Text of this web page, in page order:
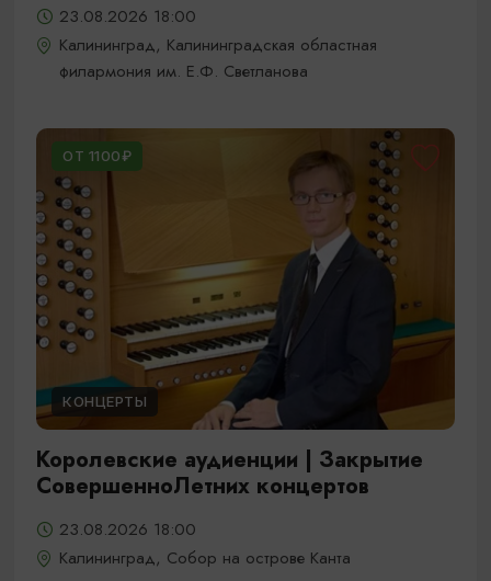
23.08.2026 18:00
Калининград, Калининградская областная
филармония им. Е.Ф. Светланова
ОТ 1100₽
КОНЦЕРТЫ
Королевские аудиенции | Закрытие
СовершенноЛетних концертов
23.08.2026 18:00
Калининград, Собор на острове Канта